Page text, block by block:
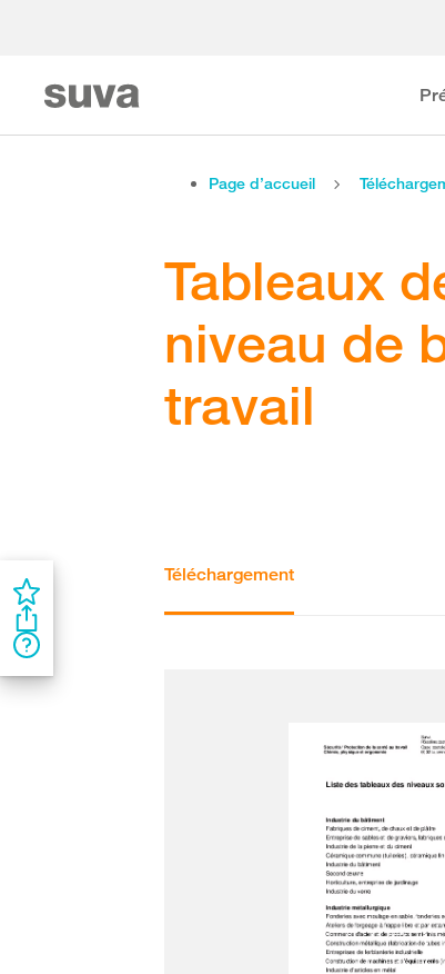
Page d’accueil
Tableaux
niveau de
travail
Téléchargement